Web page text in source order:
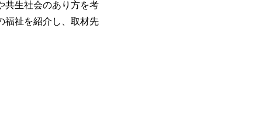
共生社会のあり方を考
福祉を紹介し、取材先